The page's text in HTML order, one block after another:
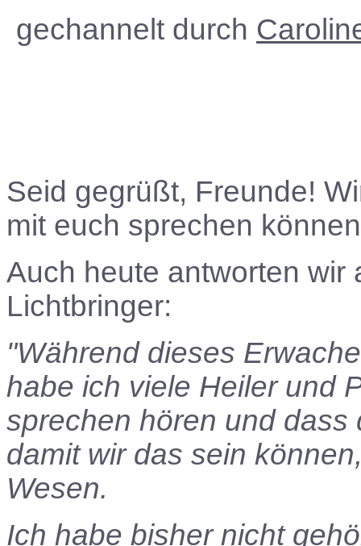
gechannelt durch
Seid gegrüßt, Freunde!
mit euch sprechen
Auch heute antworten wir
Lichtbringer:
"Während dieses
habe ich viele Heiler und
sprechen hören und
damit wir das sein
Wesen.
Ich habe bisher nicht